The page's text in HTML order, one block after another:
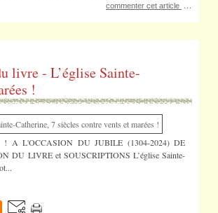
commenter cet article …
livre - L’église Sainte-
!
! A L'OCCASION DU JUBILE (1304-2024) DE
DU LIVRE et SOUSCRIPTIONS L’église Sainte-